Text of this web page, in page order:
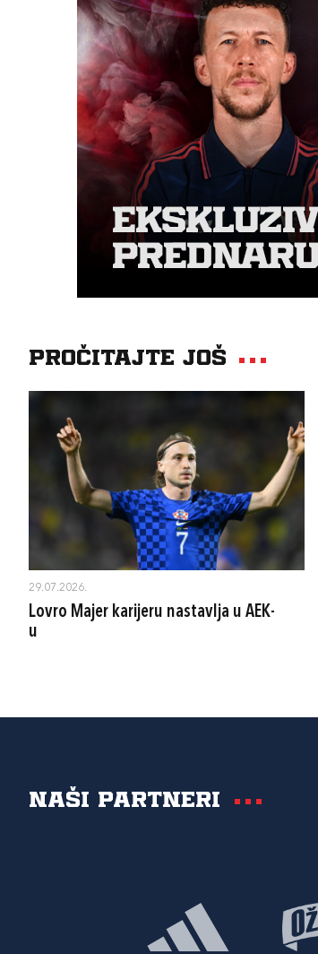
Pročitajte još
29.07.2026.
Lovro Majer karijeru nastavlja u AEK-
u
Naši partneri